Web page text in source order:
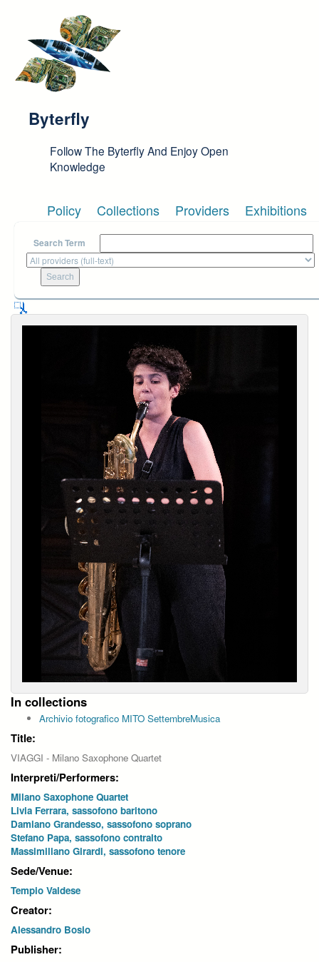
Byterfly
Follow The Byterfly And Enjoy Open
Knowledge
Policy Collections Providers Exhibitions
Search Term
In collections
Archivio fotografico MITO SettembreMusica
Title:
VIAGGI - Milano Saxophone Quartet
Interpreti/Performers:
Milano Saxophone Quartet
Livia Ferrara, sassofono baritono
Damiano Grandesso, sassofono soprano
Stefano Papa, sassofono contralto
Massimiliano Girardi, sassofono tenore
Sede/Venue:
Tempio Valdese
Creator:
Alessandro Bosio
Publisher: